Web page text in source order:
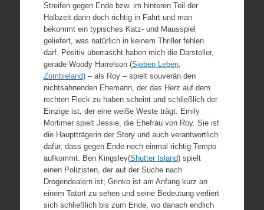
Streifen gegen Ende bzw. im hinteren Teil der
Halbzeit dann doch richtig in Fahrt und man
bekommt ein typisches Katz- und Mausspiel
geliefert, was natürlich in keinem Thriller fehlen
darf. Positiv überrascht haben mich die Darsteller,
gerade Woody Harrelson (Sieben Leben,
Zombieland) – als Roy – spielt souverän den
nichtsahnenden Ehemann, der das Herz auf dem
rechten Fleck zu haben scheint und schließlich der
Einzige ist, der eine weiße Weste trägt. Emily
Mortimer spielt Jessie, die Ehefrau von Roy. Sie ist
die Hauptträgerin der Story und auch verantwortlich
dafür, dass gegen Ende noch einmal richtig Tempo
aufkommt. Ben Kingsley(Shutter Island) spielt
einen Polizisten, der auf der Suche nach
Drogendealern ist; Grinko ist am Anfang kurz an
einem Tatort zu sehen und seine Bedeutung verliert
sich schließlich bis zum Ende, wo danach endlich